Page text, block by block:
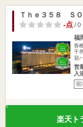
Ｔｈｅ３５８ ＳＯ
-点/ 0
福
香
千
迎
営
入
宿
楽天ト